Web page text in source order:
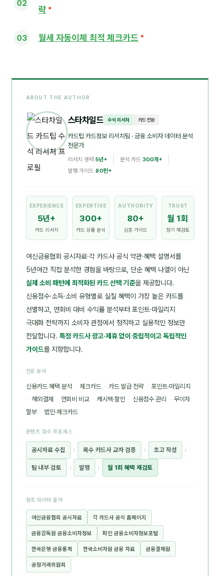
략
월세 자동이체 최적 체크카드
ABOUT THE AUTHOR
스타차일드 수석 리서처 카드 전문
카드팁 카드정보 리서치팀 · 금융 소비자 데이터 분석
전문가
리서치 경력 5년+ 분석 카드 300개+
발행 가이드 80편+
EXPERIENCE
5년+
카드 리서치
EXPERTISE
300+
카드 상품 분석
AUTHORITY
80+
심층 가이드
TRUST
월 1회
정기 재검토
여신금융협회 공시자료·각 카드사 공식 약관·혜택 설명서를
5년여간 직접 분석한 경험을 바탕으로, 단순 혜택 나열이 아닌
실제 소비 패턴에 최적화된 카드 선택 기준을 제공합니다.
신용점수·소득·소비 유형별로 실질 혜택이 가장 높은 카드를
선별하고, 연회비 대비 수익률 분석부터 포인트·마일리지
극대화 전략까지 소비자 관점에서 정직하고 실용적인 정보만
전달합니다. 특정 카드사 광고·제휴 없이 중립적이고 독립적인
가이드를 지향합니다.
전문 분야
신용카드 혜택 분석 · 체크카드 · 카드 발급 전략 · 포인트·마일리지
· 해외결제 · 연회비 비교 · 캐시백·할인 · 신용점수 관리 · 무이자
할부 · 법인·체크카드
콘텐츠 검수 프로세스
공시자료 수집 › 복수 카드사 교차 검증 › 초고 작성 ›
팀 내부 검토 › 발행 › 월 1회 혜택 재검토
참조 데이터 출처
여신금융협회 공시자료 각 카드사 공식 홈페이지
금융감독원 금융소비자정보 파인 금융소비자정보포털
한국은행 금융통계 한국소비자원 금융 자료 금융결제원
공정거래위원회